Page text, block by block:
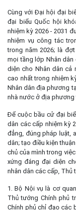
Cùng với Đại hội đại
đại biểu Quốc hội
nhiệm kỳ 2026 - 2031
nhiệm vụ công tác
trong năm 2026; là
mọi tầng lớp Nhân
diện cho Nhân dân cả
cao nhất trong nhiệm
Nhân dân địa phương
nhà nước ở địa phương
Để cuộc bầu cử đại
dân các cấp nhiệm kỳ
đẳng, đúng pháp luật,
dân; tạo điều kiện
chủ của mình trong
xứng đáng đại diện
nhân dân các cấp, Thủ
1. Bộ Nội vụ là cơ
Thủ tướng Chính phủ
Chính phủ chỉ đạo các